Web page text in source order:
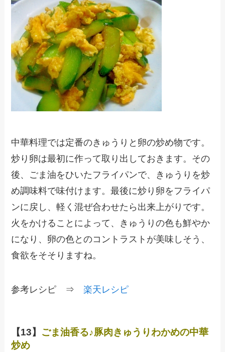
中華料理では定番のきゅうりと卵の炒め物です。
炒り卵は最初に作って取り出しておきます。その
後、ごま油をひいたフライパンで、きゅうりを炒
め調味料で味付けます。最後に炒り卵をフライパ
ンに戻し、軽く混ぜ合わせたら出来上がりです。
火をかけることによって、きゅうりの色も鮮やか
になり、卵の色とのコントラストが美味しそう、
食欲をそそりますね。
参考レシピ ⇒楽天レシピ
【13】 ごま油香る♪豚肉きゅうりわかめの中華
炒め